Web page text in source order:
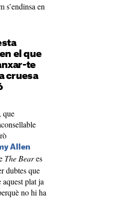
s’endinsa en
el que
te
cruesa
que
Allen
The Beares
dubtes que
aquest plat ja
no hi ha